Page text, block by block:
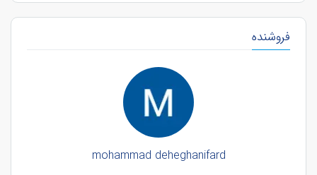
فروشنده
mohammad deheghanifard